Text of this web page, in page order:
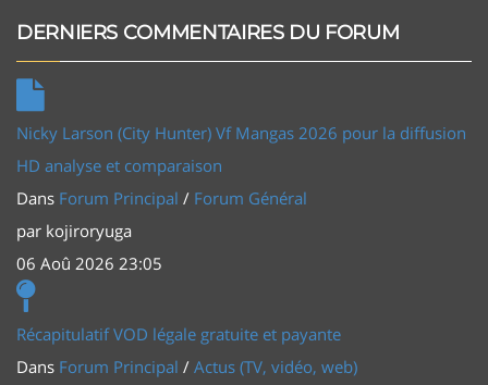
DERNIERS COMMENTAIRES DU FORUM
Nicky Larson (City Hunter) Vf Mangas 2026 pour la diffusion
HD analyse et comparaison
Dans Forum Principal / Forum Général
par kojiroryuga
06 Aoû 2026 23:05
Récapitulatif VOD légale gratuite et payante
Dans Forum Principal / Actus (TV, vidéo, web)